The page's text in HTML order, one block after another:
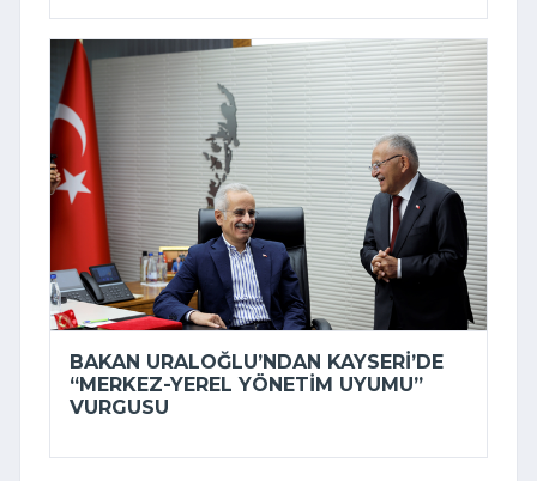
BAKAN URALOĞLU’NDAN KAYSERI’DE
“MERKEZ-YEREL YÖNETIM UYUMU”
VURGUSU